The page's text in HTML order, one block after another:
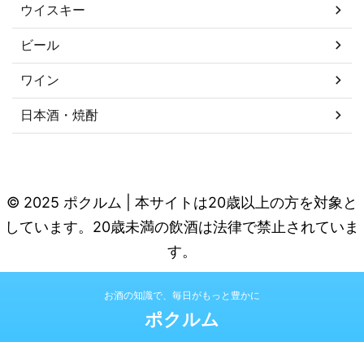
ウイスキー
ビール
ワイン
日本酒・焼酎
© 2025 ポクルム | 本サイトは20歳以上の方を対象と
しています。20歳未満の飲酒は法律で禁止されていま
す。
お酒の知識で、毎日がもっと豊かに
ポクルム